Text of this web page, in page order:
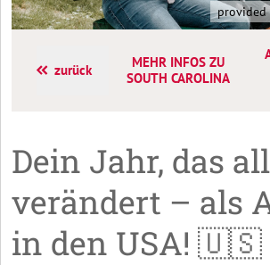
provided
zurück
MEHR INFOS ZU
SOUTH CAROLINA
Dein Jahr, das
verändert – als
in den USA! 🇺🇸